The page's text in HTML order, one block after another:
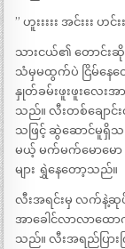
” ဟူးးးးး အင်းးး ဟင်းး
သားငယ်၏ တောင်းဆို
သံမှမထွက်ပဲ ငြိမ်နေတ
နှုတ်ခမ်းဖူးဖူးလေး
သည်။ လီးတစ်ချောင်း
သဖြင့် ဆွဲဆောင်မူရှိ
မယ့် မက်မက်မောမော
များ ရွှဲနေတော့သည်။
လီးအရင်းမှ လက်နဲ့ဆုပ်
အာခေါင်လာလာထ
သည်။ လီးအရည်ပြား